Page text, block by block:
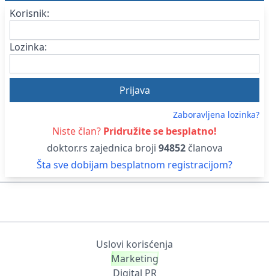
Korisnik:
Lozinka:
Zaboravljena lozinka?
Niste član? Pridružite se besplatno!
doktor.rs zajednica broji 94852članova
Šta sve dobijam besplatnom registracijom?
Uslovi korisćenja
Marketing
Digital PR